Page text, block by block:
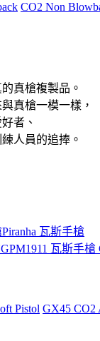
CO2 Non
真槍複製品。
真槍一模一樣，
者、
人員的追捧。
Piranha 瓦斯手槍
GPM1911 瓦斯手槍
Pistol GX45 CO2